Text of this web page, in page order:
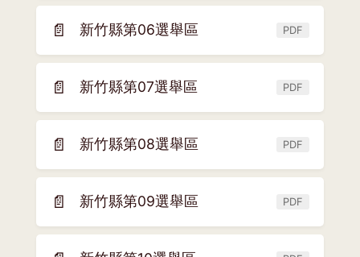
新
視
窗)
📄 新竹縣第06選舉區 PDF
(另
開
新
視
窗)
📄 新竹縣第07選舉區 PDF
(另
開
新
視
窗)
📄 新竹縣第08選舉區 PDF
(另
開
新
視
窗)
📄 新竹縣第09選舉區 PDF
(另
開
新